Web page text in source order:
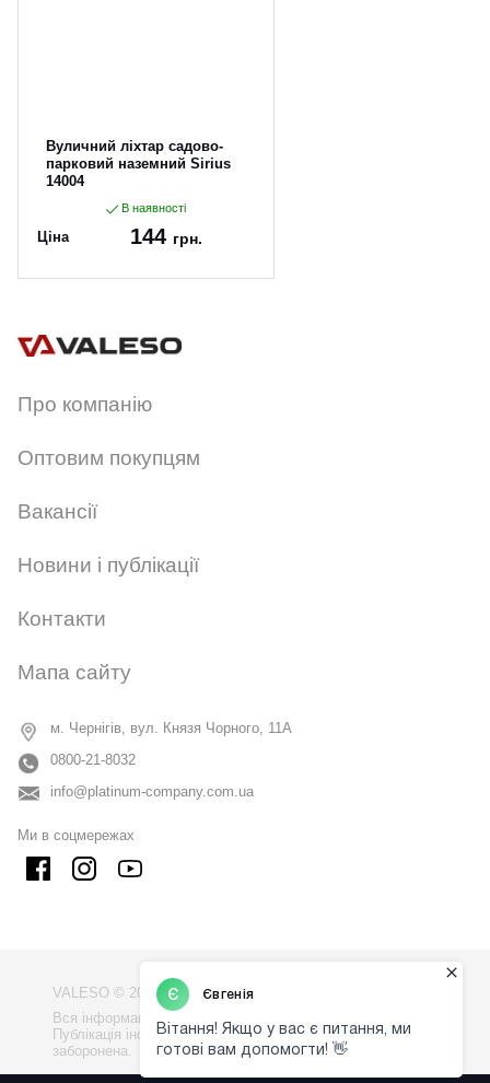
Вуличний ліхтар садово-
парковий наземний Sirius
14004
В наявності
Ціна 144 грн.
Про компанію
Оптовим покупцям
Вакансії
Новини і публікації
Контакти
Мапа сайту
м. Чернігів, вул. Князя Чорного, 11А
0800-21-8032
info@platinum-company.com.ua
Ми в соцмережах
VALESO © 2009 - 2026
Вся інформація на сайті - власність компанії "VALESO".
Публікація інформації з сайту без узгодження
заборонена.